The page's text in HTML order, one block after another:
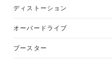
ディストーション
オーバードライブ
ブースター